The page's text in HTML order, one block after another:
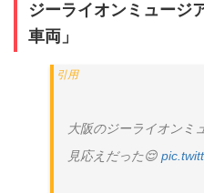
ジーライオンミュージ
車両」
大阪のジーライオンミ
見応えだった😌